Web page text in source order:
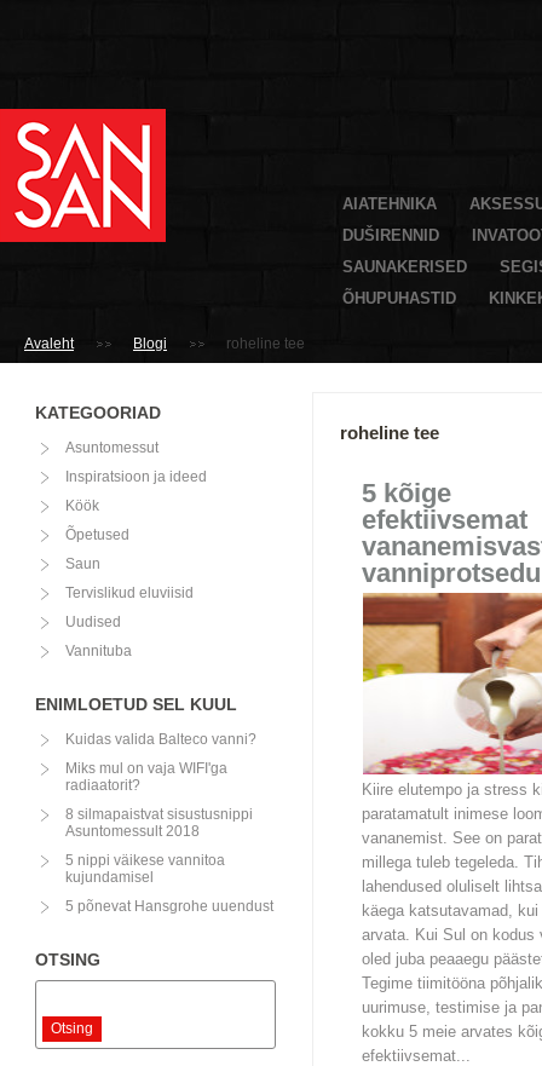
AIATEHNIKA
DUŠIRENNID
SAUNAKERISED
ÕHUPUHASTID
Avaleht Blogi roheline tee
roheline tee
5 kõige
efektiivsemat
Kiire elutempo ja stress
paratamatult inimese
vananemist. See on
millega tuleb tegeleda.
lahendused oluliselt
käega katsutavamad,
arvata. Kui Sul on kodus
oled juba peaaegu
Tegime tiimitööna
uurimuse, testimise ja
kokku 5 meie arvates
efektiivsemat...
KATEGOORIAD
Asuntomessut
Inspiratsioon ja ideed
Köök
Õpetused
Saun
Tervislikud eluviisid
Uudised
Vannituba
ENIMLOETUD SEL KUUL
Kuidas valida Balteco vanni?
Miks mul on vaja WIFI'ga
radiaatorit?
8 silmapaistvat sisustusnippi
Asuntomessult 2018
5 nippi väikese vannitoa
kujundamisel
5 põnevat Hansgrohe uuendust
OTSING
Otsing